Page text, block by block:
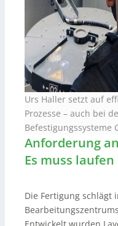
Urs Haller setzt auf
Prozesse – auch bei
Befestigungssysteme
Anforderung
Es muss laufen
Die Fertigung schlägt